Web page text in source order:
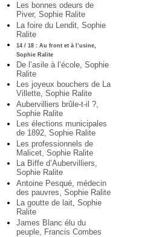
Les bonnes odeurs de
Piver, Sophie Ralite
La foire du Lendit, Sophie
Ralite
14 / 18 : Au front et à l’usine,
Sophie Ralite
De l’asile à l’école, Sophie
Ralite
Les joyeux bouchers de La
Villette, Sophie Ralite
Aubervilliers brûle-t-il ?,
Sophie Ralite
Les élections municipales
de 1892, Sophie Ralite
Les professionnels de
Malicet, Sophie Ralite
La Biffe d’Aubervilliers,
Sophie Ralite
Antoine Pesqué, médecin
des pauvres, Sophie Ralite
La goutte de lait, Sophie
Ralite
James Blanc élu du
peuple, Francis Combes